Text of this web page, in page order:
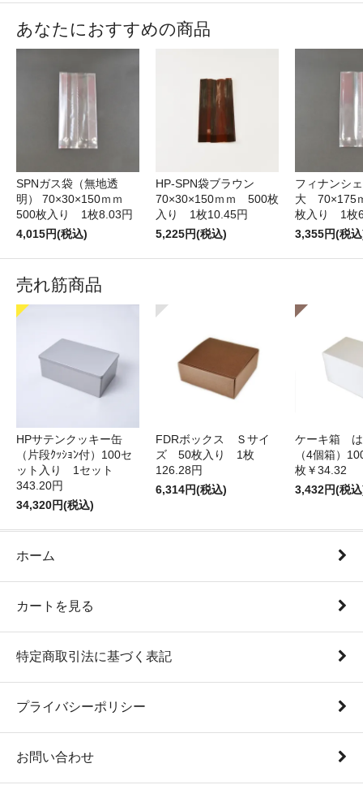
あなたにおすすめの商品
SPNガス袋（無地透
明） 70×30×150ｍｍ
500枚入り 1枚8.03円
4,015円(税込)
HP-SPN袋ブラウン
70×30×150ｍｍ 500枚
入り 1枚10.45円
5,225円(税込)
フィナンシ
大 70×175
枚入り 1枚
3,355円(税
売れ筋商品
HPサテンクッキー缶
（片段ｸｯｼｮﾝ付）100セ
ット入り 1セット
343.20円
34,320円(税込)
FDRボックス Ｓサイ
ズ 50枚入り 1枚
126.28円
6,314円(税込)
ケーキ箱 は
（4個箱）
枚￥34.32
3,432円(税
ホーム
カートを見る
特定商取引法に基づく表記
プライバシーポリシー
お問い合わせ